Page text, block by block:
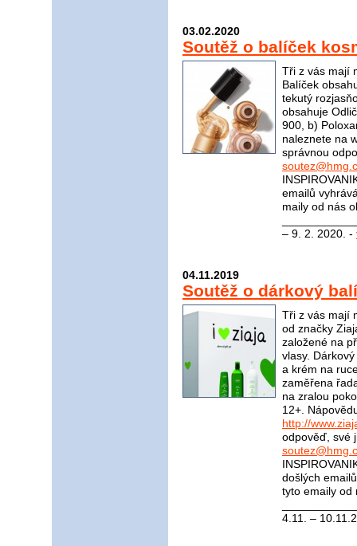
03.02.2020
Soutěž o balíček
Tři z vás mají
Balíček
tekutý
obsahuje
900, b)
naleznete na
správnou
emailů
maily od nás
– 9. 2. 2020. -
04.11.2019
Soutěž o dárkový
Tři z vás mají
od značky
založené na
vlasy.
a krém na
zaměřena
na zralou
12+.
http://
odpověď, své
došlých
tyto emaily od
4.11. –